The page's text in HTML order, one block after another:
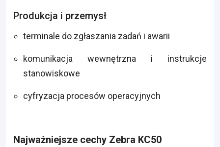
Produkcja i przemysł
terminale do zgłaszania zadań i awarii
komunikacja wewnętrzna i instrukcje
stanowiskowe
cyfryzacja procesów operacyjnych
Najważniejsze cechy Zebra KC50